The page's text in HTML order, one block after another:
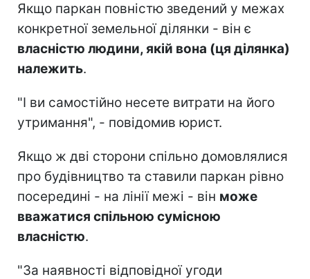
Якщо паркан повністю зведений у межах
конкретної земельної ділянки - він є
власністю людини, якій вона (ця ділянка)
належить.
"І ви самостійно несете витрати на його
утримання", - повідомив юрист.
Якщо ж дві сторони спільно домовлялися
про будівництво та ставили паркан рівно
посередині - на лінії межі - він може
вважатися спільною сумісною
власністю.
"За наявності відповідної угоди